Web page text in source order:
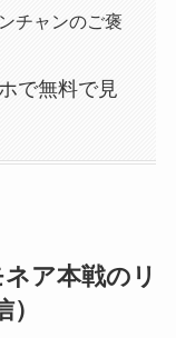
チャンのご褒
で無料で見
ネア本戦のリ